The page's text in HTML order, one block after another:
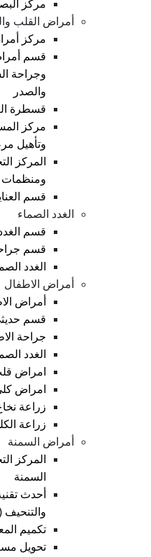
مركز
أمراض القلب
مركز
قسم
وجراحة
والصدر
قسطرة
مركز
وتأهيل
المركز
ومنظمات
قسم
الغدد الصماء
قسم
قسم
الغدد
أمراض الاطفال
أمراض
قسم
جراحة
الغدد
امراض
امراض
زراعة
زراعة
أمراض السمنة
المركز
السمنة
أحدث
تكميم
تحويل